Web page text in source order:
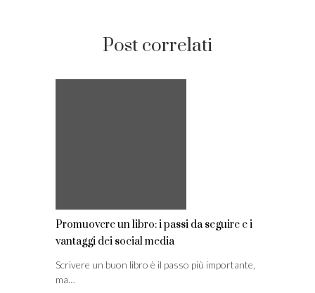
Post correlati
Promuovere un libro: i passi da seguire e i
vantaggi dei social media
Scrivere un buon libro è il passo più importante,
ma…